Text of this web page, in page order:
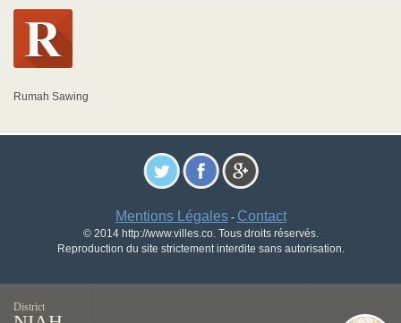
Rumah Sawing
Mentions Légales- Contact
© 2014 http://www.villes.co. Tous droits réservés.
Reproduction du site strictement interdite sans autorisation.
District